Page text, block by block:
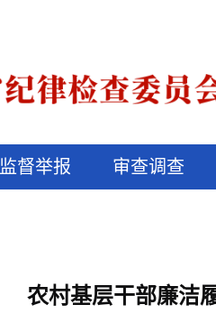
监督举报 审查调查
农村基层干部廉洁